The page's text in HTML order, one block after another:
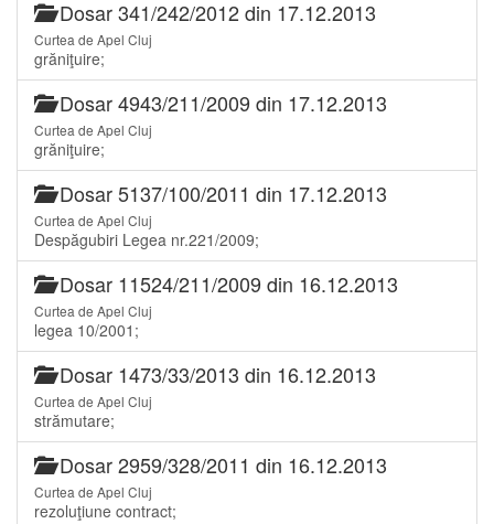
Dosar 341/242/2012 din 17.12.2013
Curtea de Apel Cluj
grăniţuire;
Dosar 4943/211/2009 din 17.12.2013
Curtea de Apel Cluj
grăniţuire;
Dosar 5137/100/2011 din 17.12.2013
Curtea de Apel Cluj
Despăgubiri Legea nr.221/2009;
Dosar 11524/211/2009 din 16.12.2013
Curtea de Apel Cluj
legea 10/2001;
Dosar 1473/33/2013 din 16.12.2013
Curtea de Apel Cluj
strămutare;
Dosar 2959/328/2011 din 16.12.2013
Curtea de Apel Cluj
rezoluţiune contract;